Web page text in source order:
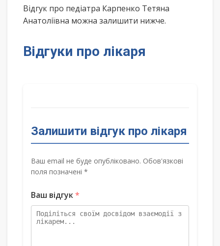
Відгук про педіатра Карпенко Тетяна
Анатоліївна можна залишити нижче.
Відгуки про лікаря
Залишити відгук про лікаря
Ваш email не буде опубліковано. Обов'язкові
поля позначені *
Ваш відгук*